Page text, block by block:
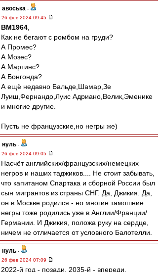
авоська -
26 фев 2024 09:45
BM1964
Как не бегают с ромбом на груди?
А Промес?
А Мозес?
А Мартинс?
А Бонгонда?
А ещё недавно Бальде,Шамар,Зе
Луиш,Фернандо,Луис Адриано,Велик,Эменике
и многие другие.
Пусть не французские,но негры же)
нуль -
26 фев 2024 09:05
Насчёт английских/французских/немецких
негров и наших таджиков.... Не стоит забывать,
что капитаном Спартака и сборной России был
сын мигрантов из страны СНГ. Да, Джикия. Да,
он в Москве родился - но многие тамошние
негры тоже родились уже в Англии/Франции/
Германии. И Джикия, положа руку на сердце,
ничем не отличается от условного Балотелли.
нуль -
26 фев 2024 07:09
2022-й год - позади. 2035-й - впереди.